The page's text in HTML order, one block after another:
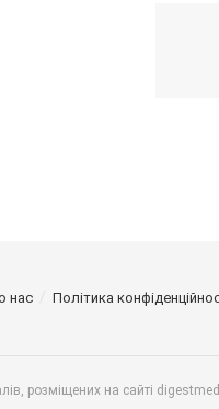
нас Політика
розміщених на сайті